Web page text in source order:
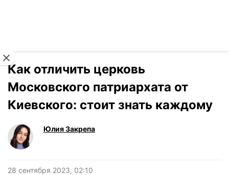
Как отличить церковь
Московского патриархата от
Киевского: стоит знать каждому
Юлия Закрепа
28 сентября 2023, 02:10